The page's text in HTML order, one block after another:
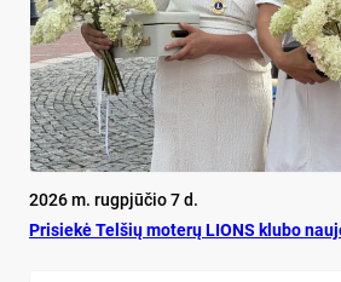
2026 m. rugpjūčio 7 d.
Pri­siekė Tel­šių mo­terų LIONS klu­bo